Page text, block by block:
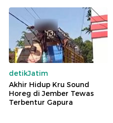
detikJatim
Akhir Hidup Kru Sound
Horeg di Jember Tewas
Terbentur Gapura